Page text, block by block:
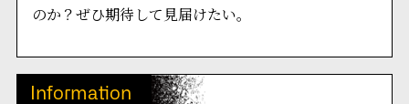
のか？ぜひ期待して見届けたい。
Information